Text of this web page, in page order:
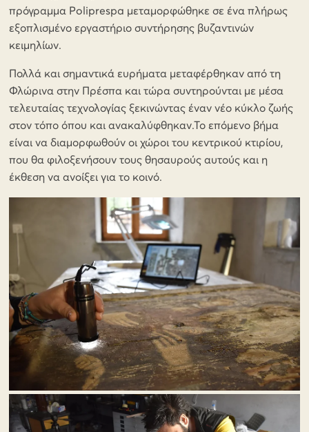
πρόγραμμα Poliprespa μεταμορφώθηκε σε ένα πλήρως
εξοπλισμένο εργαστήριο συντήρησης βυζαντινών
κειμηλίων.
Πολλά και σημαντικά ευρήματα μεταφέρθηκαν από τη
Φλώρινα στην Πρέσπα και τώρα συντηρούνται με μέσα
τελευταίας τεχνολογίας ξεκινώντας έναν νέο κύκλο ζωής
στον τόπο όπου και ανακαλύφθηκαν.Το επόμενο βήμα
είναι να διαμορφωθούν οι χώροι του κεντρικού κτιρίου,
που θα φιλοξενήσουν τους θησαυρούς αυτούς και η
έκθεση να ανοίξει για το κοινό.